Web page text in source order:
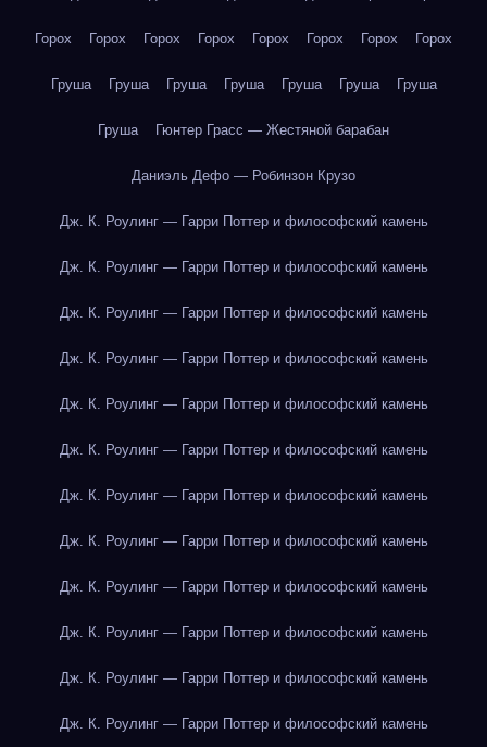
Горох Горох Горох Горох Горох Горох Горох Горох
Груша Груша Груша Груша Груша Груша Груша
Груша Гюнтер Грасс — Жестяной барабан
Даниэль Дефо — Робинзон Крузо
Дж. К. Роулинг — Гарри Поттер и философский камень
Дж. К. Роулинг — Гарри Поттер и философский камень
Дж. К. Роулинг — Гарри Поттер и философский камень
Дж. К. Роулинг — Гарри Поттер и философский камень
Дж. К. Роулинг — Гарри Поттер и философский камень
Дж. К. Роулинг — Гарри Поттер и философский камень
Дж. К. Роулинг — Гарри Поттер и философский камень
Дж. К. Роулинг — Гарри Поттер и философский камень
Дж. К. Роулинг — Гарри Поттер и философский камень
Дж. К. Роулинг — Гарри Поттер и философский камень
Дж. К. Роулинг — Гарри Поттер и философский камень
Дж. К. Роулинг — Гарри Поттер и философский камень